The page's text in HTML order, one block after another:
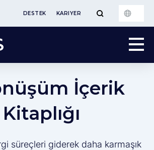
DESTEK KARIYER
İçerik
Kitaplığı
süreçleri giderek daha karmaşık